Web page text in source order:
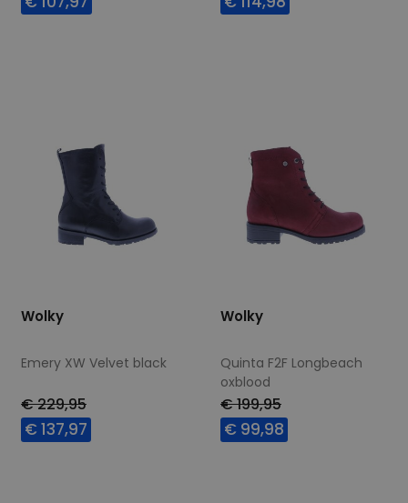
Wolky
Emery XW Velvet black
€ 229,95
€ 137,97
Wolky
Quinta F2F Longbeach
oxblood
€ 199,95
€ 99,98